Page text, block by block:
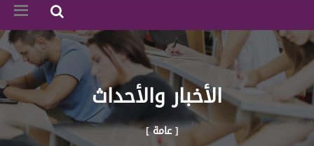
الأخبار والأحداث
[ عامة ]